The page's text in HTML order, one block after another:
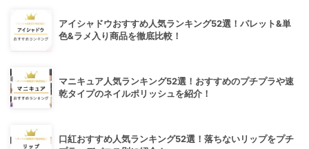
アイシャドウおすすめ人気ランキング52選！パレット&単
色&ラメ入り商品を徹底比較！
マニキュア人気ランキング52選！おすすめのプチプラや速
乾タイプのネイルポリッシュを紹介！
口紅おすすめ人気ランキング52選！落ちないリップをプチ